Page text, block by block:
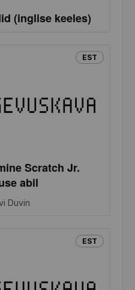
(inglise keeles)
EST
Scratch Jr.
abil
Duvin
EST